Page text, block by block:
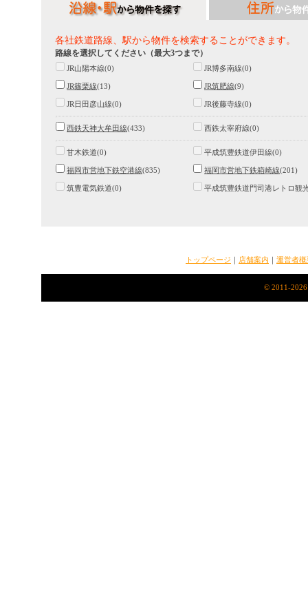
各社鉄道路線、駅から物件を検索することができます。
路線を選択してください（最大3つまで）
JR山陽本線(0) JR博多南線(0)
JR篠栗線(13) JR筑肥線(9)
JR日田彦山線(0) JR後藤寺線(0)
西鉄天神大牟田線(433) 西鉄太宰府線(0)
甘木鉄道(0) 平成筑豊鉄道伊田線(0)
福岡市営地下鉄空港線(835) 福岡市営地下鉄箱崎線(201)
筑豊電気鉄道(0) 平成筑豊鉄道門司港レトロ観
トップページ ｜ 店舗案内 ｜ 運営者概
© 2011-2026